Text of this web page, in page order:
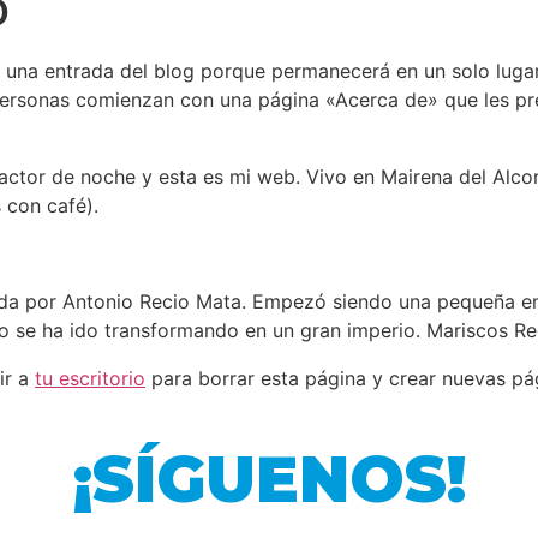
entrada del blog porque permanecerá en un solo
comienzan con una página «Acerca de» que les
de noche y esta es mi web. Vivo en Mairena del
con café).
por Antonio Recio Mata. Empezó siendo una pequeña
ha ido transformando en un gran imperio. Mariscos
a tu escritorio para borrar esta página y crear nuevas
¡SÍGUENOS!